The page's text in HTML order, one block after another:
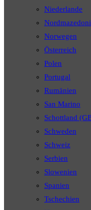
Niederlande
Norwegen
Österreich
Polen
Portugal
Rumänien
San Marino
Schottland
Schweden
Schweiz
Serbien
Slowenien
Spanien
Tschechien